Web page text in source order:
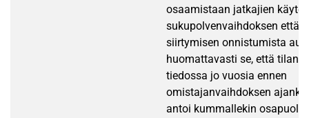
osaamistaan jatkajien
sukupolvenvaihdoksen että
siirtymisen onnistumista
huomattavasti se, että tilan
tiedossa jo vuosia ennen
omistajanvaihdoksen
antoi kummallekin